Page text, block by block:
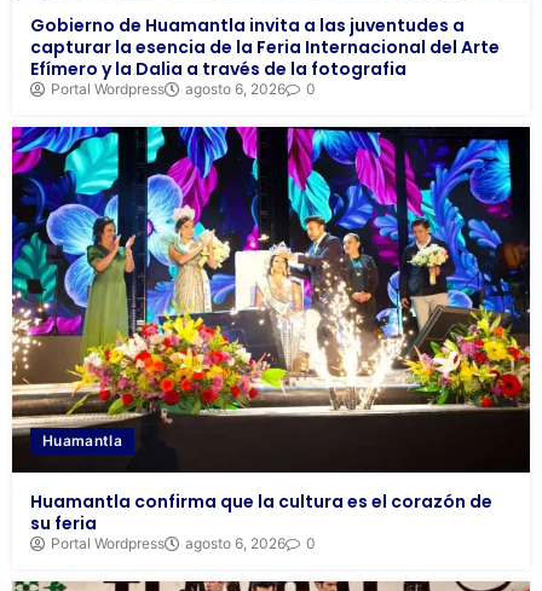
Gobierno de Huamantla invita a las juventudes a
capturar la esencia de la Feria Internacional del Arte
Efímero y la Dalia a través de la fotografia
Portal Wordpress agosto 6, 2026 0
Huamantla
Huamantla confirma que la cultura es el corazón de
su feria
Portal Wordpress agosto 6, 2026 0